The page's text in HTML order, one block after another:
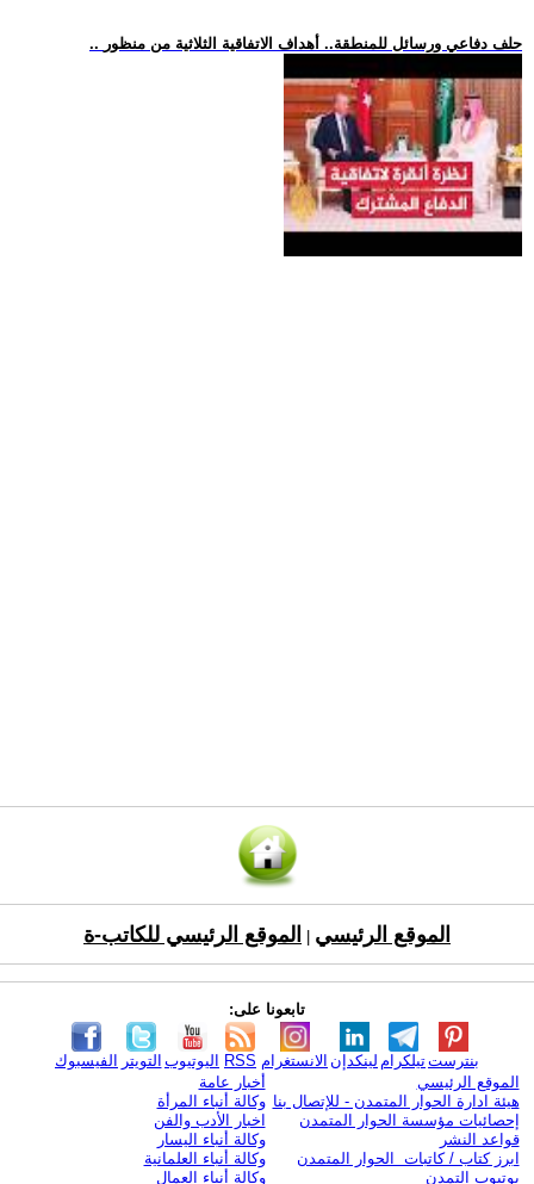
.. حلف دفاعي ورسائل للمنطقة.. أهداف الاتفاقية الثلاثية من منظور
الموقع الرئيسي الموقع الرئيسي للكاتب-ة
تابعونا على:
الفيسبوك التويتر اليوتيوب RSS الانستغرام لينكدإن تيلكرامبنترست
الموقع الرئيسي
هيئة ادارة الحوار المتمدن - للإتصال بنا
إحصائيات مؤسسة الحوار المتمدن
قواعد النشر
ابرز كتاب / كاتبات الحوار المتمدن
يوتيوب التمدن
أخبار عامة
وكالة أنباء المرأة
اخبار الأدب والفن
وكالة أنباء اليسار
وكالة أنباء العلمانية
وكالة أنباء العمال